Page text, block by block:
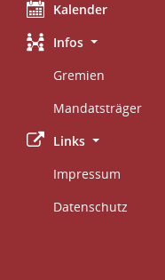
Kalender
Infos
Gremien
Mandatsträger
Links
Impressum
Datenschutz